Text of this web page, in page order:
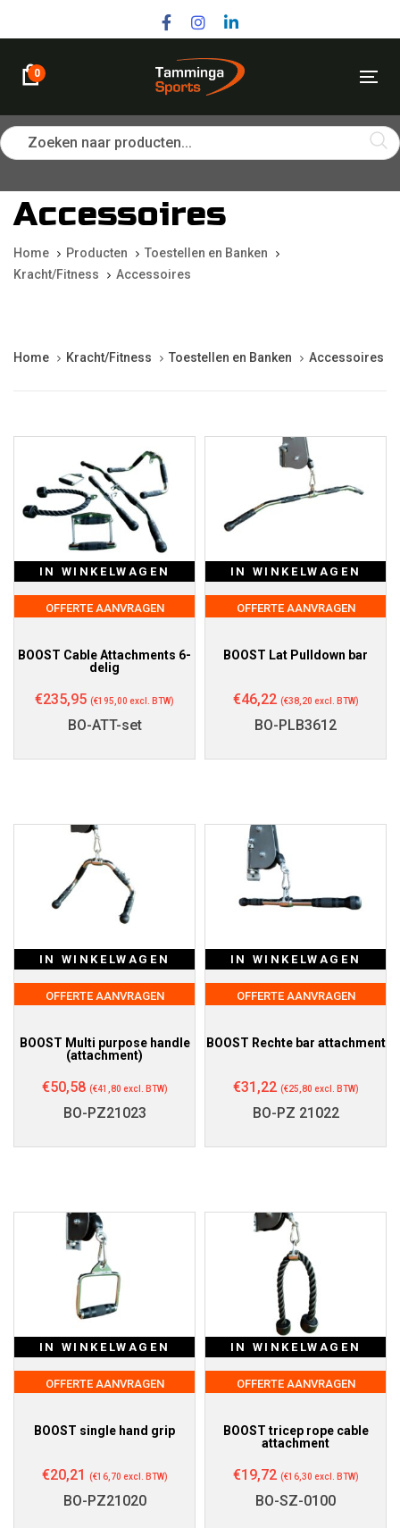
navigation
content
0
Zoeken naar producten...
Accessoires
Home Producten
Toestellen en Banken
Kracht/Fitness
Accessoires
Home Kracht/Fitness Toestellen en Banken Accessoires
IN WINKELWAGEN
OFFERTE AANVRAGEN
BOOST Cable Attachments 6-
delig
€235,95 (€195,00 excl. BTW)
BO-ATT-set
IN WINKELWAGEN
OFFERTE AANVRAGEN
BOOST Lat Pulldown bar
€46,22 (€38,20 excl. BTW)
BO-PLB3612
IN WINKELWAGEN
OFFERTE AANVRAGEN
BOOST Multi purpose handle
(attachment)
€50,58 (€41,80 excl. BTW)
BO-PZ21023
IN WINKELWAGEN
OFFERTE AANVRAGEN
BOOST Rechte bar attachment
€31,22 (€25,80 excl. BTW)
BO-PZ 21022
IN WINKELWAGEN
OFFERTE AANVRAGEN
BOOST single hand grip
€20,21 (€16,70 excl. BTW)
BO-PZ21020
IN WINKELWAGEN
OFFERTE AANVRAGEN
BOOST tricep rope cable
attachment
€19,72 (€16,30 excl. BTW)
BO-SZ-0100